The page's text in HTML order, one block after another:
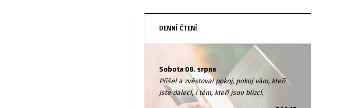
DENNÍ ČTENÍ
Sobota 08. srpna
Přišel a zvěstoval pokoj, pokoj vám, kteří
jste dalecí, i těm, kteří jsou blízcí.